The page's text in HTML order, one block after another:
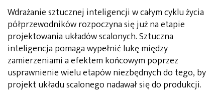
Wdrażanie sztucznej inteligencji w całym cyklu życia
półprzewodników rozpoczyna się już na etapie
projektowania układów scalonych. Sztuczna
inteligencja pomaga wypełnić lukę między
zamierzeniami a efektem końcowym poprzez
usprawnienie wielu etapów niezbędnych do tego, by
projekt układu scalonego nadawał się do produkcji.